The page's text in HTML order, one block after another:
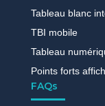
Tableau blanc
TBI mobile
Tableau
Points forts
FAQs